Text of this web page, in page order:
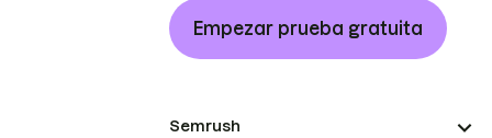
Empezar prueba gratuita
Semrush